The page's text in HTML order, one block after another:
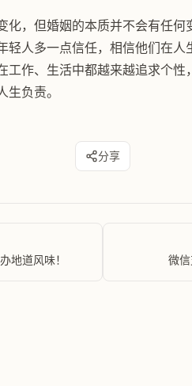
化，但婚姻的本质并不会有任
轻人多一点信任，相信他们在
工作、生活中都越来越追求个性
负责。
分享
地道风味！ 微